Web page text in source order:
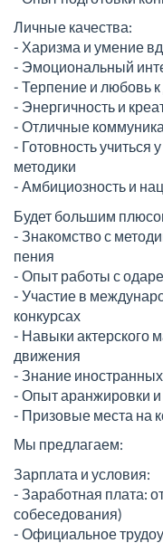
Личные качества:
- Харизма и умение
- Эмоциональный
- Терпение и любовь к
- Энергичность и
- Отличные
- Готовность учиться
методики
- Амбициозность и
Будет большим
- Знакомство с
пения
- Опыт работы с
- Участие в
конкурсах
- Навыки актерского
движения
- Знание
- Опыт аранжировки и
- Призовые места на
Мы предлагаем:
Зарплата и условия:
- Заработная плата:
собеседования)
- Официальное